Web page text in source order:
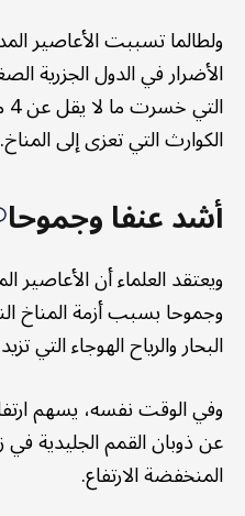
ولطالما تسببت الأعاصير
الأضرار في الدول الجزرية
الكوارث التي تعزى إلى المناخ.
أشد عنفا وجموحا
ويعتقد العلماء أن
وجموحا بسبب أزمة المناخ
البحار والرياح الهوجاء التي
وفي الوقت نفسه، يسهم
عن ذوبان القمم الجليدية في
المنخفضة الارتفاع.